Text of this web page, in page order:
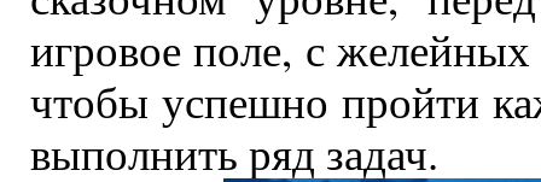
игровое поле, с
чтобы успешно пройти
выполнить ряд задач.